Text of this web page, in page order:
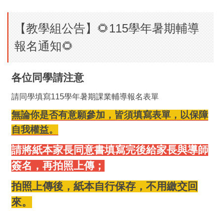
【教學組公告】🌻115學年暑期輔導
報名通知🌻
各位同學請注意
請同學填寫115學年暑期課業輔導報名表單
無論你是否有意願參加，皆須填寫表單，以保障
自我權益。
請將紙本家長同意書填寫完後給家長與導師
簽名，再拍照上傳；
拍照上傳後，紙本自行保存，不用繳交回
來。